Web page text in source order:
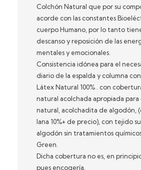
Colchón Natural que por su
acorde con las constantes
cuerpo Humano, por lo tanto
descanso y reposición de las
mentales y emocionales.
Consistencia idónea para el
diario de la espalda y columna
Látex Natural 100% . con
natural acolchada apropiada para
natural, acolchadita de algodón,
lana 10%+ de precio), con tejido
algodón sin tratamientos
Green.
Dicha cobertura no es, en
pues encogería.